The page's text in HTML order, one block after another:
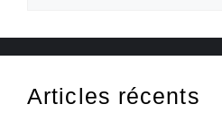
Articles récents